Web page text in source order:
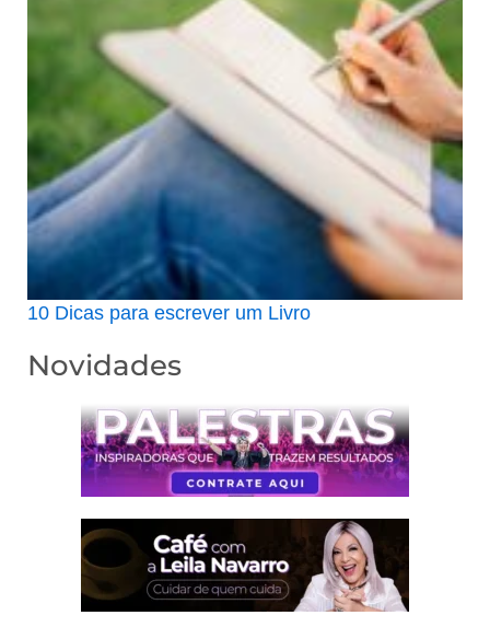
10 Dicas para escrever um Livro
Novidades